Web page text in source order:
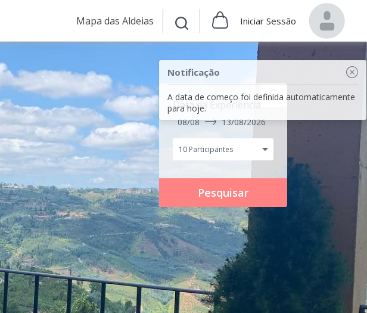
Mapa das Aldeias Iniciar Sessão
Notificação
A data de começo foi definida automaticamente
para hoje.
Data da Experiência
08/08 13/08/2026